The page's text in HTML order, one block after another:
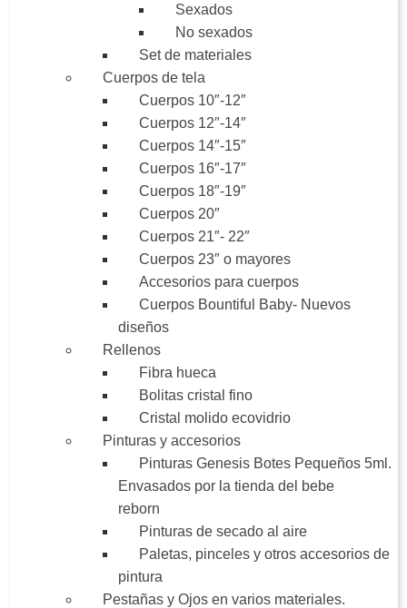
Sexados
No sexados
Set de materiales
Cuerpos de tela
Cuerpos 10″-12″
Cuerpos 12″-14″
Cuerpos 14″-15″
Cuerpos 16″-17″
Cuerpos 18″-19″
Cuerpos 20″
Cuerpos 21″- 22″
Cuerpos 23″ o mayores
Accesorios para cuerpos
Cuerpos Bountiful Baby- Nuevos
diseños
Rellenos
Fibra hueca
Bolitas cristal fino
Cristal molido ecovidrio
Pinturas y accesorios
Pinturas Genesis Botes Pequeños 5ml.
Envasados por la tienda del bebe
reborn
Pinturas de secado al aire
Paletas, pinceles y otros accesorios de
pintura
Pestañas y Ojos en varios materiales.